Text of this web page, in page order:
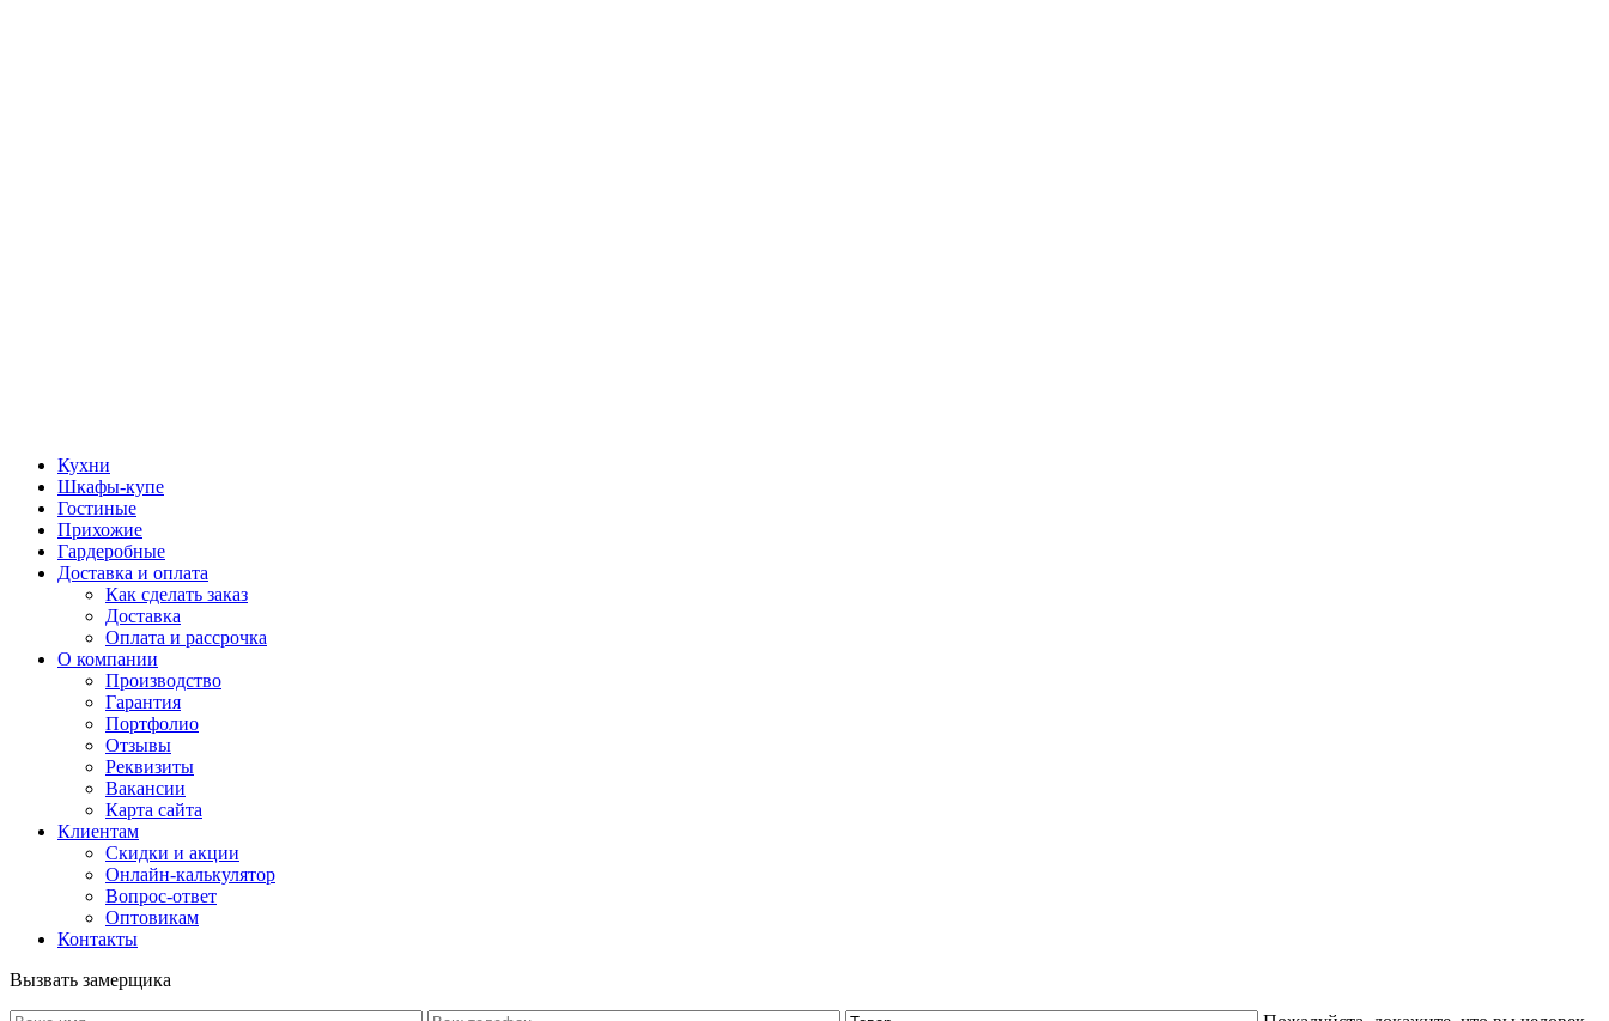
Кухни
Шкафы-купе
Гостиные
Прихожие
Гардеробные
Доставка и оплата
Как сделать заказ
Доставка
Оплата и рассрочка
О компании
Производство
Гарантия
Портфолио
Отзывы
Реквизиты
Вакансии
Карта сайта
Клиентам
Скидки и акции
Онлайн-калькулятор
Вопрос-ответ
Оптовикам
Контакты
Вызвать замерщика